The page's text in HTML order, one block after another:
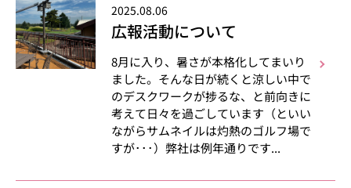
2025.08.06
広報活動について
8月に入り、暑さが本格化してまいり
ました。そんな日が続くと涼しい中で
のデスクワークが捗るな、と前向きに
考えて日々を過ごしています（といい
ながらサムネイルは灼熱のゴルフ場で
すが･･･）弊社は例年通りです...